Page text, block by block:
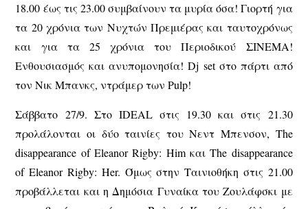
18.00 έως τις 23.00 συμβαίνουν τα μυρία όσα! Γιορτή για
τα 20 χρόνια των Νυχτών Πρεμιέρας και ταυτοχρόνως
και για τα 25 χρόνια του Περιοδικού ΣΙΝΕΜΑ!
Ενθουσιασμός και ανυπομονησία! Dj set στο πάρτι από
τον Νικ Μπανκς, ντράμερ των Pulp!
Σάββατο 27/9. Στο IDEAL στις 19.30 και στις 21.30
προλάλονται οι δύο ταινίες του Νεντ Μπενσον, The
disappearance of Eleanor Rigby: Him και The disappearance
of Eleanor Rigby: Her. Όμως στην Ταινιοθήκη στις 21.00
προβάλλεται και η Δημόσια Γυναίκα του Ζουλάφσκι με